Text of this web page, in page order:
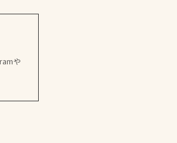
や